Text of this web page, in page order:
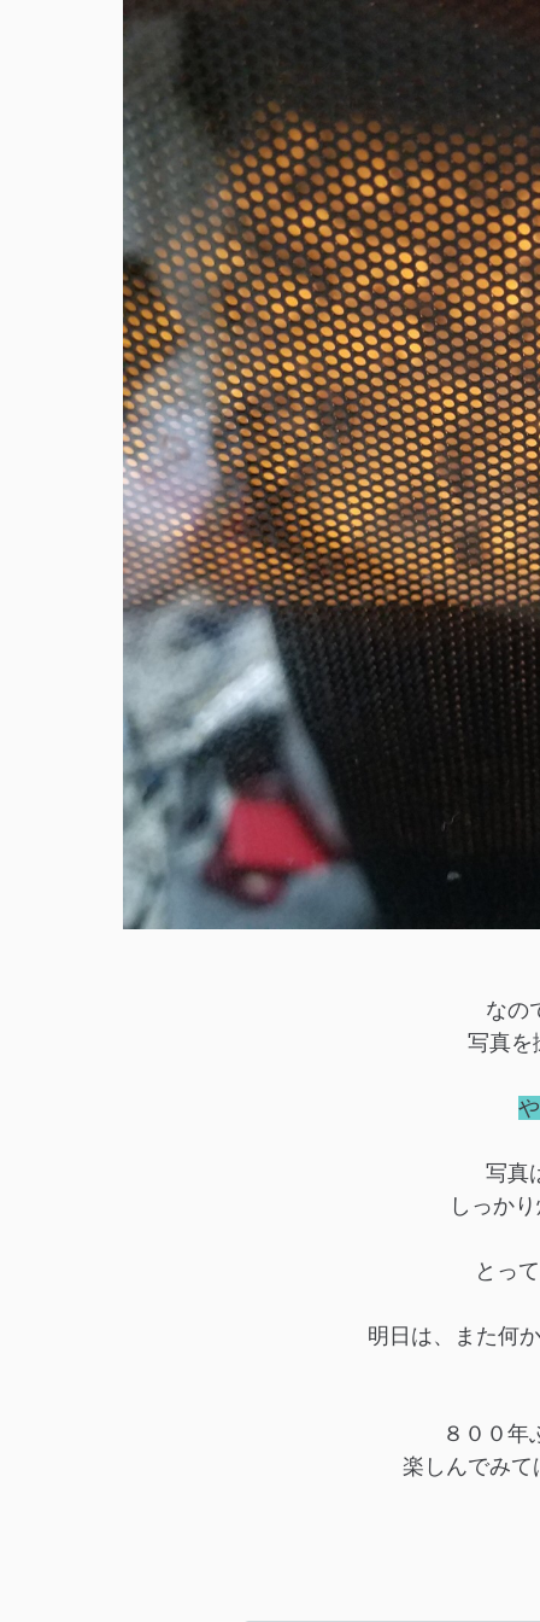
なの
写真を
写真
しっか
とっ
明日は、また何
８００年